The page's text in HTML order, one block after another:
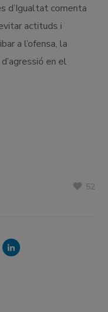
d’Igualtat comenta
actituds i
a l’ofensa, la
en el
52